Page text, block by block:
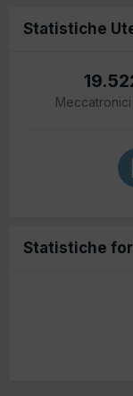
Statistiche
Meccatronici
Statistiche